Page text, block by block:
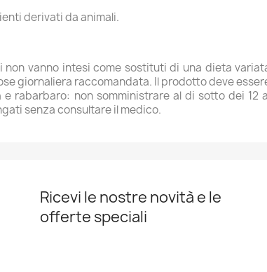
derivati da animali.
non vanno intesi come sostituti di una dieta
giornaliera raccomandata. Il prodotto deve
e rabarbaro: non somministrare al di sotto dei
senza consultare il medico.
Ricevi le nostre novità e le
offerte speciali